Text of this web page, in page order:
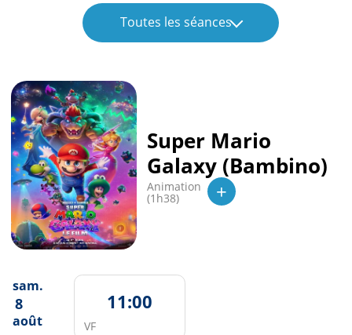
Toutes les séances
Super Mario
Galaxy (Bambino)
Animation
(1h38) +
sam.
8
août
11:00
VF